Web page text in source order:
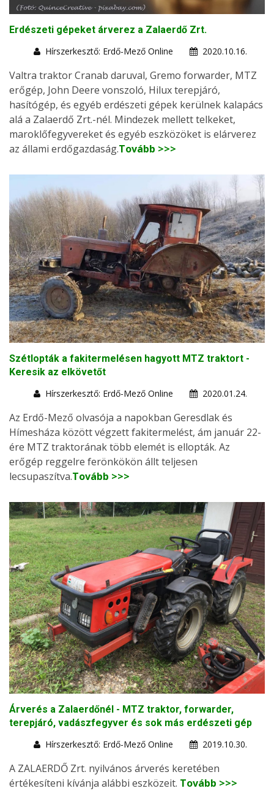
Erdészeti gépeket árverez a Zalaerdő Zrt.
Hírszerkesztő: Erdő-Mező Online
2020.10.16.
Valtra traktor Cranab daruval, Gremo forwarder, MTZ
erőgép, John Deere vonszoló, Hilux terepjáró,
hasítógép, és egyéb erdészeti gépek kerülnek kalapács
alá a Zalaerdő Zrt.-nél. Mindezek mellett telkeket,
maroklőfegyvereket és egyéb eszközöket is elárverez
az állami erdőgazdaság.Tovább >>>
Szétlopták a fakitermelésen hagyott MTZ traktort -
Keresik az elkövetőt
Hírszerkesztő: Erdő-Mező Online
2020.01.24.
Az Erdő-Mező olvasója a napokban Geresdlak és
Hímesháza között végzett fakitermelést, ám január 22-
ére MTZ traktorának több elemét is ellopták. Az
erőgép reggelre ferönkökön állt teljesen
lecsupaszítva.Tovább >>>
Árverés a Zalaerdőnél - MTZ traktor, forwarder,
terepjáró, vadászfegyver és sok más erdészeti gép
Hírszerkesztő: Erdő-Mező Online
2019.10.30.
A ZALAERDŐ Zrt. nyilvános árverés keretében
értékesíteni kívánja alábbi eszközeit. Tovább >>>